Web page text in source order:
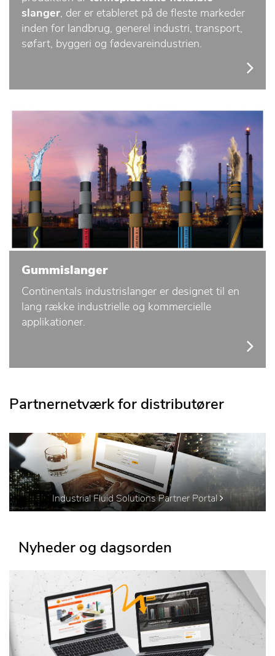
slanger, der er etableret på de fleste markeder
inden for landbrug, generel industri, transport,
søfart, byggeri og fødevareindustrien.
Gummislanger
Continentals industrislanger er designet til en
lang række industrielle og kommercielle
applikationer.
Partnernetværk for distributører
Industrial Fluid Solutions Partner Portal
Nyheder og dagsorden